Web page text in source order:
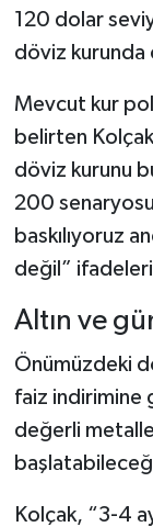
120 dolar
döviz kurunda
Mevcut kur
belirten
döviz kurunu
200
baskılıyoruz
değil”
Altın ve
Önümüzdeki
faiz indirimine
değerli
Kolçak, “3-4